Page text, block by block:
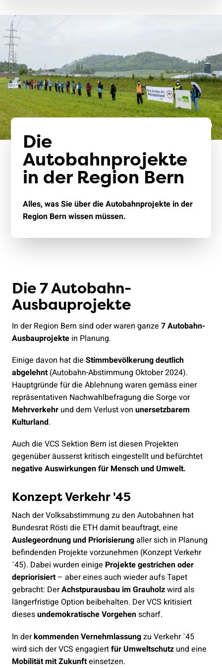
Die
Autobahnprojekte
in der Region Bern
Alles, was Sie über die Autobahnprojekte in der
Region Bern wissen müssen.
Die 7 Autobahn-
Ausbauprojekte
In der Region Bern sind oder waren ganze 7 Autobahn-
Ausbauprojekte in Planung.
Einige davon hat die Stimmbevölkerung deutlich
abgelehnt(Autobahn-Abstimmung Oktober 2024).
Hauptgründe für die Ablehnung waren gemäss einer
repräsentativen Nachwahlbefragung die Sorge vor
Mehrverkehr und dem Verlust von unersetzbarem
Kulturland.
Auch die VCS Sektion Bern ist diesen Projekten
gegenüber äusserst kritisch eingestellt und befürchtet
negative Auswirkungen für Mensch und Umwelt.
Konzept Verkehr '45
Nach der Volksabstimmung zu den Autobahnen hat
Bundesrat Rösti die ETH damit beauftragt, eine
Auslegeordnung und Priorisierungaller sich in Planung
befindenden Projekte vorzunehmen (Konzept Verkehr
`45). Dabei wurden einige Projekte gestrichen oder
depriorisiert– aber eines auch wieder aufs Tapet
gebracht: DerAchstpurausbau im Grauholzwird als
längerfristige Option beibehalten. Der VCS kritisiert
diesesundemokratische Vorgehenscharf.
In derkommenden Vernehmlassungzu Verkehr `45
wird sich der VCS engagiertfür Umweltschutz und eine
Mobilität mit Zukunfteinsetzen.